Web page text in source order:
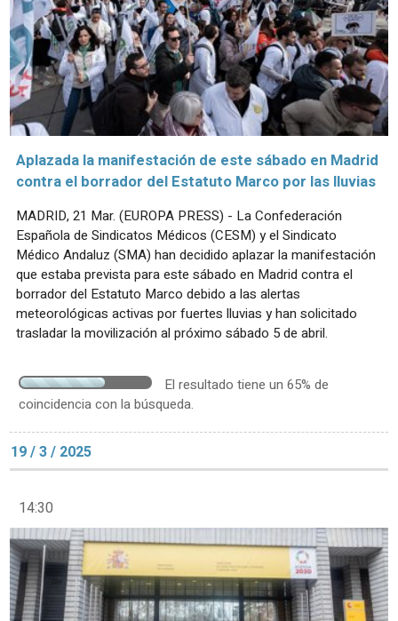
Aplazada la manifestación de este sábado en Madrid
contra el borrador del Estatuto Marco por las lluvias
MADRID, 21 Mar. (EUROPA PRESS) - La Confederación
Española de Sindicatos Médicos (CESM) y el Sindicato
Médico Andaluz (SMA) han decidido aplazar la manifestación
que estaba prevista para este sábado en Madrid contra el
borrador del Estatuto Marco debido a las alertas
meteorológicas activas por fuertes lluvias y han solicitado
trasladar la movilización al próximo sábado 5 de abril.
El resultado tiene un 65% de
coincidencia con la búsqueda.
19 / 3 / 2025
14:30